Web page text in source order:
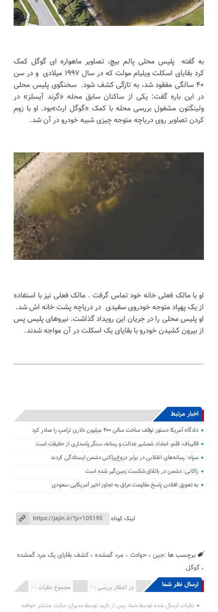
به گفته پلیس محلی پالم بیچ، تصاویر ماهواره ای گوگل کمک
کرد بقایای اسکلت ویلیام مولت که در سال ۱۹۹۷ میلادی و در سن
۴۰ سالگی مفقود شد، به تازگی کشف شود. سخنگوی پلیس محلی
در این باره گفت: یکی از ساکنان سابق محله «گرند آیسلز» در
ولینگتون مشغول بررسی محله با کمک «گوگل ارث»بود. او با زوم
کردن تصاویر روی دریاچه متوجه چیزی شبیه خودرو در آن شد.
او با مالک فعلی خانه خود تماس گرفت . مالک فعلی نیز با استفاده
از یک پهپاد متوجه خودروی سفیدی در دریاچه پشت خانه اش شد.
او پلیس محلی را در جریان این رویداد گذاشت. نیروهای پلیس پس
از بیرون کشیدن خودرو با بقایای یک اسکلت در آن مواجه شدند.
اخبار مرتبط
دادگاه آمریکا دستور توقف ساخت سالن ۴۰۰ میلیون دلاری ترامپ را صادر کرد
قالیباف: قلم، امتداد شمشیر عدالت و رسانه، سنگر پاسداری از حقیقت است
سپاه: رسانه‌های انقلابی در برابر دروغ‌پراکنی دشمن ایستادگی کردند
زاکانی: دشمن در باتلاق شکست زمین‌گیر شده است
به تعویق افتادن پاسخ مقاومت عراق به تجاوز اخیر آمریکایی سعودی
لینک کوتاه
برچسب ها :جین ،حوادث ، مرد گمشده ،کشف بقایای یک مرد گمشده
،گوگل
ارسال نظر شما مجموع نظرات : 0 در انتظار بررسی : 0 انتشار یافته : 0
نظرات ارسال شده توسط شما، پس از تایید توسط مدیران سایت منتشر خواهد